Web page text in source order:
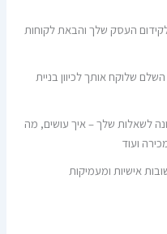
העסק שלך והבאת לקוחות
שלוקח אותך לכיוון בניית
לשאלות שלך – איך עושים, מה
ועוד